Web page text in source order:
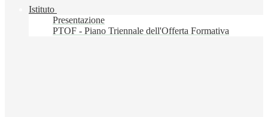
Istituto
Presentazione
PTOF - Piano Triennale dell'Offerta Formativa